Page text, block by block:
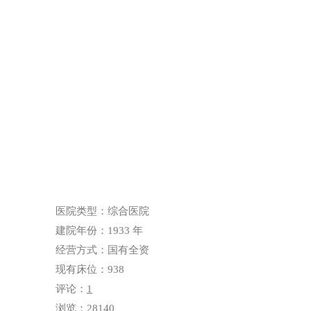
医院类型：综合医院
建院年份：1933 年
经营方式：国有全资
现有床位：938
评论： 1
浏览：28140